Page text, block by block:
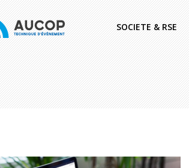
SOCIETE & RSE